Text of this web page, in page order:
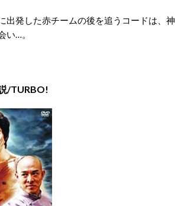
出発した赤チームの後を追うコードは、神
い…。
/TURBO!